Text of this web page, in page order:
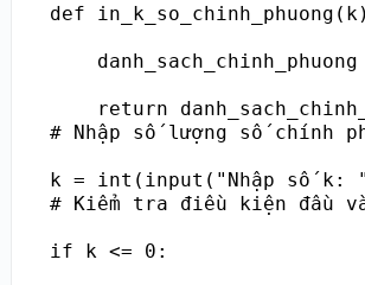
def
return
# Nhập số lượng số chính
k = int(input("Nhập số k:
# Kiểm tra điều kiện đầu
if k <= 0: